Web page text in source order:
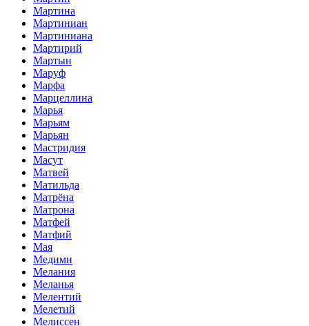
Мартина
Мартиниан
Мартиниана
Мартирий
Мартын
Маруф
Марфа
Марцеллина
Марья
Марьям
Марьян
Мастридия
Масут
Матвей
Матильда
Матрёна
Матрона
Матфей
Матфий
Мая
Медимн
Мелания
Меланья
Мелентий
Мелетий
Мелиссен